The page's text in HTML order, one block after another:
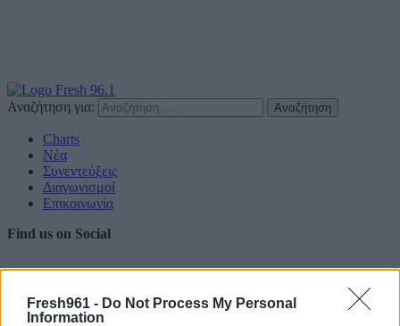
Fresh961 - Do Not Process My Personal
Information
Αναζήτηση για:
Charts
Νέα
Συνεντεύξεις
Διαγωνισμοί
Επικοινωνία
Find us on Social